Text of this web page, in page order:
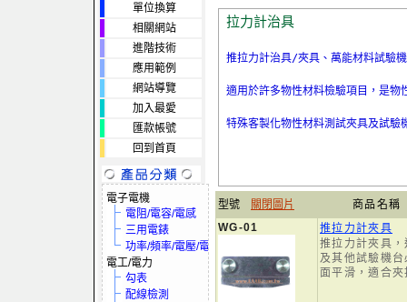
單位換算
相關網站
進階技術
應用範例
網站導覽
加入最愛
匯款帳號
回到首頁
電子電機
電阻/電容/電感
三用電錶
功率/頻率/電壓/電流
電工/電力
勾表
配線檢測
拉力計治具
特殊客製化物性材料測試夾具及試驗
型號 關閉圖片
商品名稱
WG-01
推拉力計夾具
推拉力計夾具
及其他試驗機
面平滑，適合